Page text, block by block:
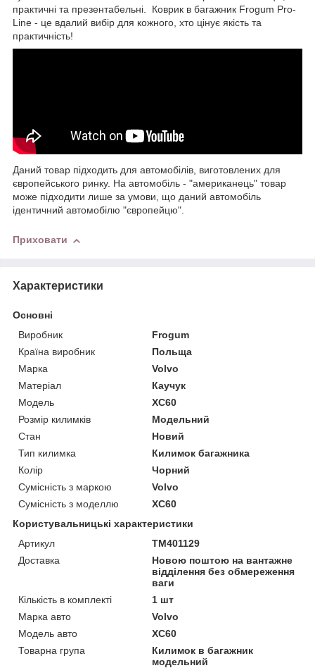
практичні та презентабельні. Коврик в багажник Frogum Pro-
Line - це вдалий вибір для кожного, хто цінує якість та
практичність!
Даний товар підходить для автомобілів, виготовлених для
європейського ринку. На автомобіль - "американець" товар
може підходити лише за умови, що даний автомобіль
ідентичний автомобілю "європейцю".
Приховати
Характеристики
Основні
Виробник
Frogum
Країна виробник
Польща
Марка
Volvo
Матеріал
Каучук
Модель
XC60
Розмір килимків
Модельний
Стан
Новий
Тип килимка
Килимок багажника
Колір
Чорний
Сумісність з маркою
Volvo
Сумісність з моделлю
XC60
Користувальницькі характеристики
Артикул
TM401129
Доставка
Новою поштою на вантажне
відділення без обмереження
ваги
Кількість в комплекті
1 шт
Марка авто
Volvo
Модель авто
XC60
Товарна група
Килимок в багажник
модельний